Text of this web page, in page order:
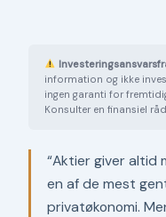
information og ikke
ingen garanti for
Konsulter en finansiel
“Aktier giver altid
en af de mest
privatøkonomi.